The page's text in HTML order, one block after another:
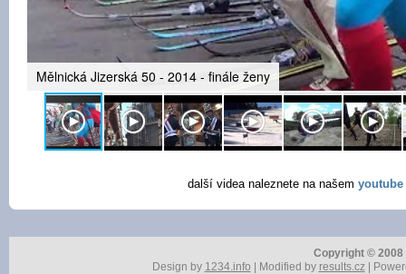
Mělnická Jizerská 50 - 2014 - finále ženy
další videa naleznete na našem youtube
Copyright ©
Design by 1234.info | Modified by results.cz|